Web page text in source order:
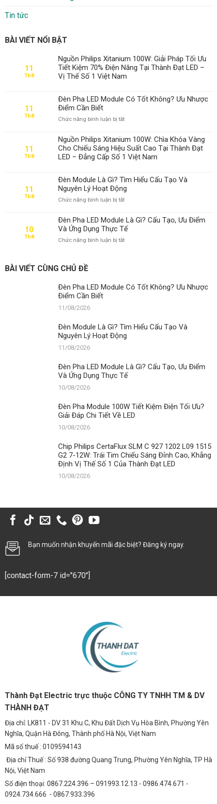
Tin tức
BÀI VIẾT NỔI BẬT
11
Th8
Nguồn Philips Xitanium 100W: Giải Pháp Tối Ưu
Tiết Kiệm 70% Điện Năng Tại Thành Đạt LED –
Vị Thế Số 1 Việt Nam
11
Th8
Đèn Pha LED Module Có Tốt Không? Ưu Nhược
Điểm Cần Biết
Chức năng bình luận bị tắtở
LED
Module
Có
Không?
Nhược
Điểm
Biết
11
Th8
Nguồn Philips Xitanium 100W: Chìa Khóa Vàng
Cho Chiếu Sáng Hiệu Suất Cao Tại Thành Đạt
LED – Đẳng Cấp Số 1 Việt Nam
11
Th8
Đèn Module Là Gì? Tìm Hiểu Cấu Tạo Và
Nguyên Lý Hoạt Động
Chức năng bình luận bị tắtở
Là
Gì?
Tìm
Lý
10
Th8
Đèn Pha LED Module Là Gì? Cấu Tạo, Ưu Điểm
Và Ứng Dụng Thực Tế
Chức năng bình luận bị tắtở
Gì?
Và
Ứng
Tế
BÀI VIẾT CÙNG CHỦ ĐỀ
Đèn Pha LED Module Có Tốt Không? Ưu Nhược
Điểm Cần Biết
11/08/2026
Đèn Module Là Gì? Tìm Hiểu Cấu Tạo Và
Nguyên Lý Hoạt Động
11/08/2026
Đèn Pha LED Module Là Gì? Cấu Tạo, Ưu Điểm
Và Ứng Dụng Thực Tế
10/08/2026
Đèn Pha Module 100W Tiết Kiệm Điện Tối Ưu?
Giải Đáp Chi Tiết Về LED
10/08/2026
Chip Philips CertaFlux SLM C 927 1202 L09 1515
G2 7-12W: Trái Tim Chiếu Sáng Đỉnh Cao, Khẳng
Định Vị Thế Số 1 Của Thành Đạt LED
10/08/2026
Bạn muốn nhận khuyến mãi đặc biệt? Đăng ký ngay.
[contact-form-7 id="670"]
Thành Đạt Electric trực thuộc CÔNG TY TNHH TM & DV
THÀNH ĐẠT
Địa chỉ: LK811 - DV 31 Khu C, Khu Đất Dịch Vụ Hòa Bình, Phường Yên
Nghĩa, Quận Hà Đông, Thành phố Hà Nội, Việt Nam
Mã số thuế : 0109594143
Địa chỉ Thuế : Số 938 đường Quang Trung, Phường Yên Nghĩa, TP Hà
Nội, Việt Nam
Số điện thoại: 0867.224.396 – 091993.12.13 - 0986.474.671 -
0924.734.666 - 0867.933.396